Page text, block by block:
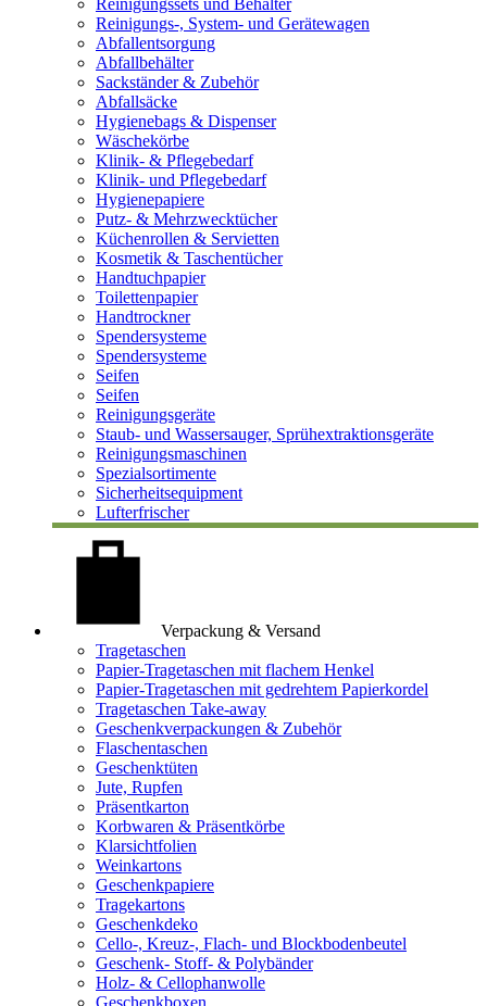
Reinigungssets und Behälter
Reinigungs-, System- und Gerätewagen
Abfallentsorgung
Abfallbehälter
Sackständer & Zubehör
Abfallsäcke
Hygienebags & Dispenser
Wäschekörbe
Klinik- & Pflegebedarf
Klinik- und Pflegebedarf
Hygienepapiere
Putz- & Mehrzwecktücher
Küchenrollen & Servietten
Kosmetik & Taschentücher
Handtuchpapier
Toilettenpapier
Handtrockner
Spendersysteme
Spendersysteme
Seifen
Seifen
Reinigungsgeräte
Staub- und Wassersauger, Sprühextraktionsgeräte
Reinigungsmaschinen
Spezialsortimente
Sicherheitsequipment
Lufterfrischer
Verpackung & Versand
Tragetaschen
Papier-Tragetaschen mit flachem Henkel
Papier-Tragetaschen mit gedrehtem Papierkordel
Tragetaschen Take-away
Geschenkverpackungen & Zubehör
Flaschentaschen
Geschenktüten
Jute, Rupfen
Präsentkarton
Korbwaren & Präsentkörbe
Klarsichtfolien
Weinkartons
Geschenkpapiere
Tragekartons
Geschenkdeko
Cello-, Kreuz-, Flach- und Blockbodenbeutel
Geschenk- Stoff- & Polybänder
Holz- & Cellophanwolle